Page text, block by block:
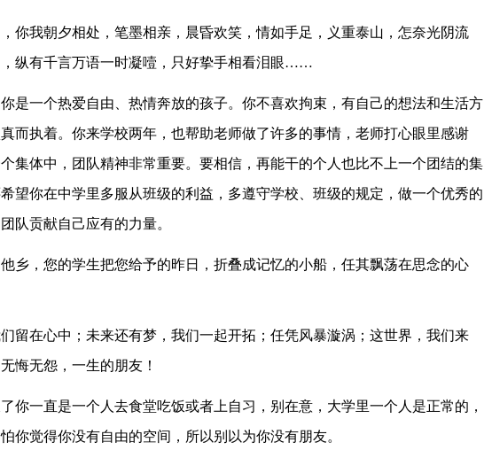
你我朝夕相处，笔墨相亲，晨昏欢笑，情如手足，义重泰山，怎奈光阴流
纵有千言万语一时凝噎，只好挚手相看泪眼……
是一个热爱自由、热情奔放的孩子。你不喜欢拘束，有自己的想法和生活方
而执着。你来学校两年，也帮助老师做了许多的事情，老师打心眼里感谢
集体中，团队精神非常重要。要相信，再能干的个人也比不上一个团结的集
望你在中学里多服从班级的利益，多遵守学校、班级的规定，做一个优秀的
队贡献自己应有的力量。
乡，您的学生把您给予的昨日，折叠成记忆的小船，任其飘荡在思念的心
留在心中；未来还有梦，我们一起开拓；任凭风暴漩涡；这世界，我们来
悔无怨，一生的朋友！
你一直是一个人去食堂吃饭或者上自习，别在意，大学里一个人是正常的，
你觉得你没有自由的空间，所以别以为你没有朋友。